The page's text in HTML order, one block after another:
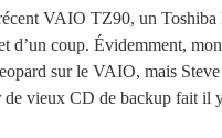
VAIO TZ90, un
d’un coup. Évidemment,
sur le VAIO, mais Steve
de vieux CD de backup fait il